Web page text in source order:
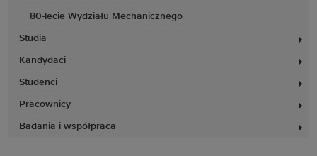
80-lecie Wydziału Mechanicznego
Studia
Kandydaci
Studenci
Pracownicy
Badania i współpraca